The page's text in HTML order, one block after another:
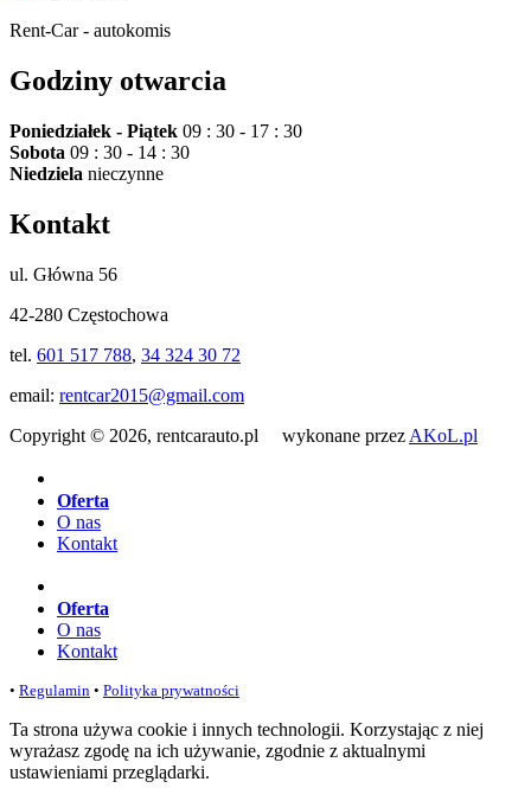
Rent-Car - autokomis
Godziny otwarcia
Poniedziałek - Piątek 09 : 30 - 17 : 30
Sobota 09 : 30 - 14 : 30
Niedziela nieczynne
Kontakt
ul. Główna 56
42-280 Częstochowa
tel. 601 517 788, 34 324 30 72
email: rentcar2015@gmail.com
Copyright © 2026, rentcarauto.pl wykonane przez AKoL.pl
Oferta
O nas
Kontakt
Oferta
O nas
Kontakt
• Regulamin • Polityka prywatności
Ta strona używa cookie i innych technologii. Korzystając z niej
wyrażasz zgodę na ich używanie, zgodnie z aktualnymi
ustawieniami przeglądarki.